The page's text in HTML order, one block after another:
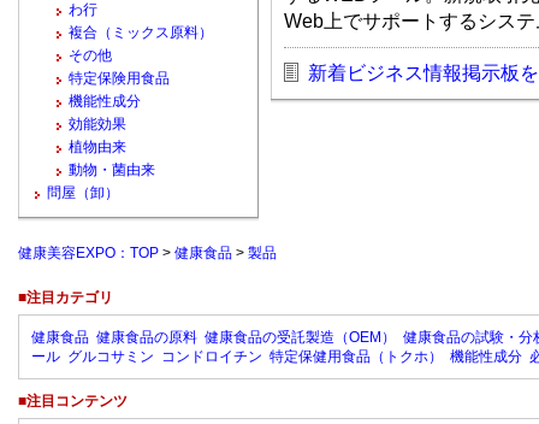
Web上でサポートするシス
新着ビジネス情報掲示板
わ行
複合（ミックス原料）
その他
特定保険用食品
機能性成分
効能効果
植物由来
動物・菌由来
問屋（卸）
健康美容EXPO：TOP > 健康食品 > 製品
■注目カテゴリ
健康食品 健康食品の原料 健康食品の受託製造（OEM）
健康食品の試験・分
ール グルコサミン コンドロイチン 特定保健用食品（トクホ） 機能性成分
■注目コンテンツ